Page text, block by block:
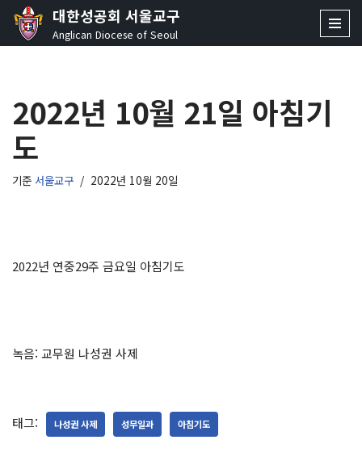
콘
로
건
너
뛰
기
대한성공회 서울교구
Anglican Diocese of Seoul
2022년 10월 21일 아침기
도
기준 서울교구 2022년 10월 20일
2022년 연중29주 금요일 아침기도
녹음: 교무원 나성권 사제
태그: 나성권 사제 성무일과 아침기도